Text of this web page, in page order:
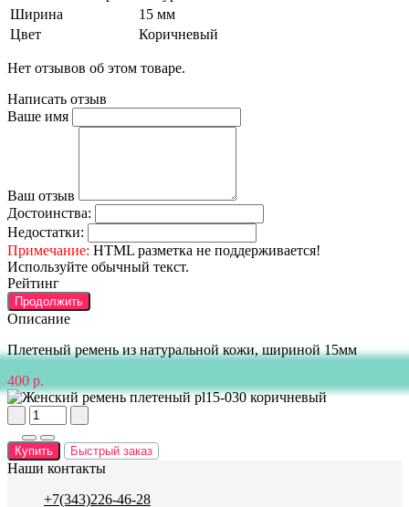
Ширина
15 мм
Цвет
Коричневый
Нет отзывов об этом товаре.
Написать отзыв
Ваше имя
Ваш отзыв
Достоинства:
Недостатки:
Примечание: HTML разметка не поддерживается!
Используйте обычный текст.
Рейтинг
Продолжить
Описание
Плетеный ремень из натуральной кожи, шириной 15мм
400 р.
Купить Быстрый заказ
Наши контакты
+7(343)226-46-28